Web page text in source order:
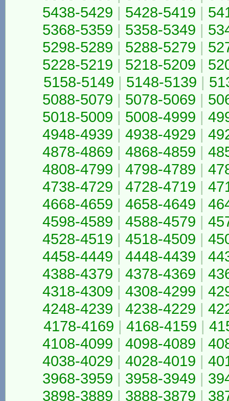
5438-5429 | 5428-5419 |
5368-5359 | 5358-5349 |
5298-5289 | 5288-5279 |
5228-5219 | 5218-5209 |
5158-5149 | 5148-5139 |
5088-5079 | 5078-5069 |
5018-5009 | 5008-4999 |
4948-4939 | 4938-4929 |
4878-4869 | 4868-4859 |
4808-4799 | 4798-4789 |
4738-4729 | 4728-4719 |
4668-4659 | 4658-4649 |
4598-4589 | 4588-4579 |
4528-4519 | 4518-4509 |
4458-4449 | 4448-4439 |
4388-4379 | 4378-4369 |
4318-4309 | 4308-4299 |
4248-4239 | 4238-4229 |
4178-4169 | 4168-4159 |
4108-4099 | 4098-4089 |
4038-4029 | 4028-4019 |
3968-3959 | 3958-3949 |
3898-3889 | 3888-3879 |